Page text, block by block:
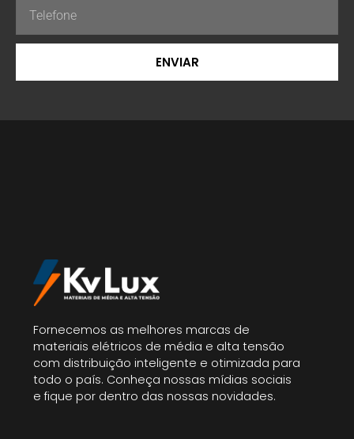
ENVIAR
Fornecemos as melhores marcas de
materiais elétricos de média e alta tensão
com distribuição inteligente e otimizada para
todo o país. Conheça nossas mídias sociais
e fique por dentro das nossas novidades.